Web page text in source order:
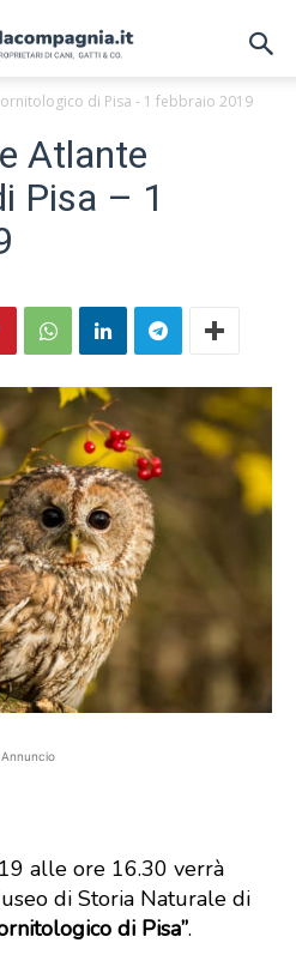
di Pisa - 1 febbraio 2019
Atlante
Pisa – 1
Annuncio
alle ore 16.30 verrà
di Storia Naturale di
di Pisa”.